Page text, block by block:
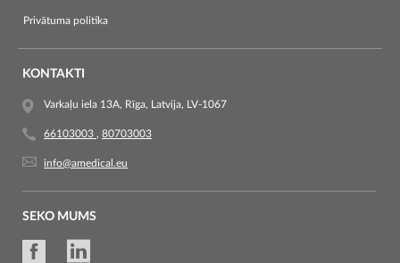
Privātuma politika
KONTAKTI
Varkaļu iela 13A, Rīga, Latvija, LV-1067
66103003 , 80703003
info@amedical.eu
SEKO MUMS